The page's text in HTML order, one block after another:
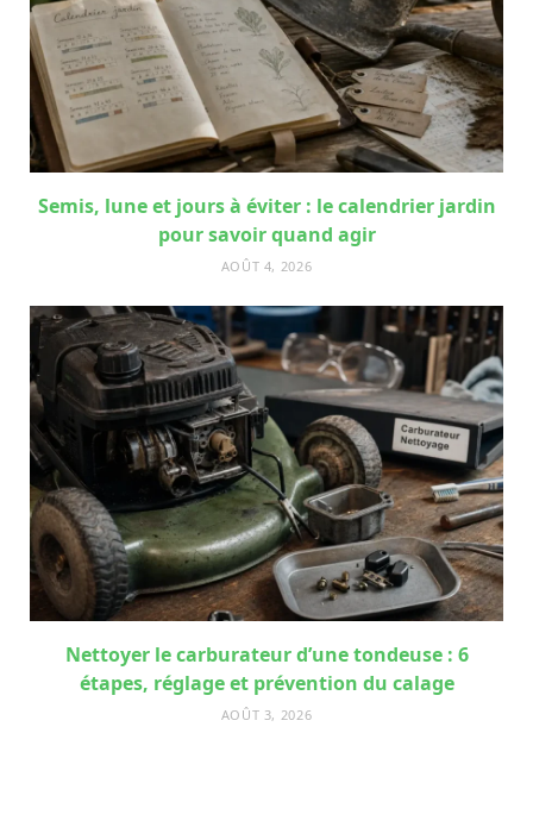
Semis, lune et jours à éviter : le calendrier jardin
pour savoir quand agir
AOÛT 4, 2026
Nettoyer le carburateur d’une tondeuse : 6
étapes, réglage et prévention du calage
AOÛT 3, 2026